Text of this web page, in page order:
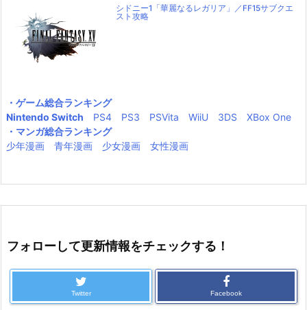
シドニー1「華麗なるレガリア」／FF15サブクエ
スト攻略
・ゲーム総合ランキング
Nintendo Switch
PS4 PS3 PSVita WiiU 3DS
XBox One
・マンガ総合ランキング
少年漫画
青年漫画 少女漫画 女性漫画
フォローして更新情報をチェックする！
Twitter Facebook